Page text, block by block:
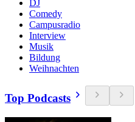
DJ
Comedy
Campusradio
Interview
Musik
Bildung
Weihnachten
Top Podcasts